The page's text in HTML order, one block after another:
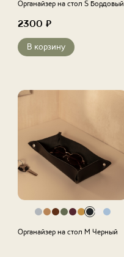
Органайзер на стол S Бордовый
2300 ₽
В корзину
Органайзер на стол M Черный